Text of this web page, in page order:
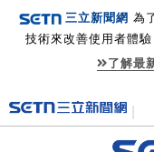
三立新聞網 為
技術來改善使用者體
了解最